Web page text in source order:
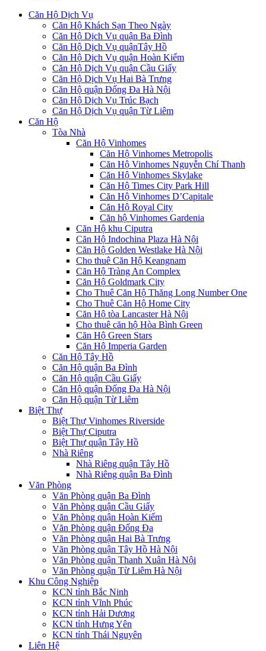
Căn Hộ Dịch Vụ
Căn Hộ Khách Sạn Theo Ngày
Căn Hộ Dịch Vụ quận Ba Đình
Căn Hộ Dịch Vụ quậnTây Hồ
Căn Hộ Dịch Vụ quận Hoàn Kiếm
Căn Hộ Dịch Vụ quận Cầu Giấy
Căn Hộ Dịch Vụ Hai Bà Trưng
Căn Hộ quận Đống Đa Hà Nội
Căn Hộ Dịch Vụ Trúc Bạch
Căn Hộ Dịch Vụ quận Từ Liêm
Căn Hộ
Tòa Nhà
Căn Hộ Vinhomes
Căn Hộ Vinhomes Metropolis
Căn Hộ Vinhomes Nguyễn Chí Thanh
Căn Hộ Vinhomes Skylake
Căn Hộ Times City Park Hill
Căn Hộ Vinhomes D’Capitale
Căn Hộ Royal City
Căn hộ Vinhomes Gardenia
Căn Hộ khu Ciputra
Căn Hộ Indochina Plaza Hà Nội
Căn Hộ Golden Westlake Hà Nội
Cho thuê Căn Hộ Keangnam
Căn Hộ Tràng An Complex
Căn Hộ Goldmark City
Cho Thuê Căn Hộ Thăng Long Number One
Cho Thuê Căn Hộ Home City
Căn Hộ tòa Lancaster Hà Nội
Cho thuê căn hộ Hòa Bình Green
Căn Hộ Green Stars
Căn Hộ Imperia Garden
Căn Hộ Tây Hồ
Căn Hộ quận Ba Đình
Căn Hộ quận Cầu Giấy
Căn Hộ quận Đống Đa Hà Nội
Căn Hộ quận Từ Liêm
Biệt Thự
Biệt Thự Vinhomes Riverside
Biệt Thự Ciputra
Biệt Thự quận Tây Hồ
Nhà Riêng
Nhà Riêng quận Tây Hồ
Nhà Riêng quận Ba Đình
Văn Phòng
Văn Phòng quận Ba Đình
Văn Phòng quận Cầu Giấy
Văn Phòng quận Hoàn Kiếm
Văn Phòng quận Đống Đa
Văn Phòng quận Hai Bà Trưng
Văn Phòng quận Tây Hồ Hà Nội
Văn Phòng quận Thanh Xuân Hà Nội
Văn Phòng quận Từ Liêm Hà Nội
Khu Công Nghiệp
KCN tỉnh Bắc Ninh
KCN tỉnh Vĩnh Phúc
KCN tỉnh Hải Dương
KCN tỉnh Hưng Yên
KCN tỉnh Thái Nguyên
Liên Hệ